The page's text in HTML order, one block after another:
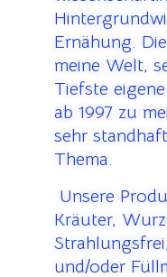
Ernähung.
meine Welt,
Tiefste
ab 1997 zu
sehr
Thema.
Unsere
Kräuter,
und/oder